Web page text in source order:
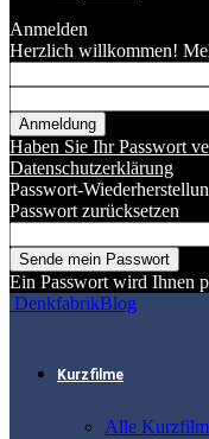
Anmelden
Herzlich willkommen!
Haben Sie Ihr Passwort
Datenschutzerklärung
Passwort-
Passwort zurücksetzen
Ein Passwort wird Ihnen
DenkfabrikBlog
Kurzfilme
Alle